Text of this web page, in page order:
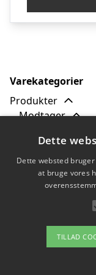
Varekategorier
Produkter
Modtager
Dame
Herre
Hund
Tilbud
Dette
Dette websted
at bruge vores
TILLAD